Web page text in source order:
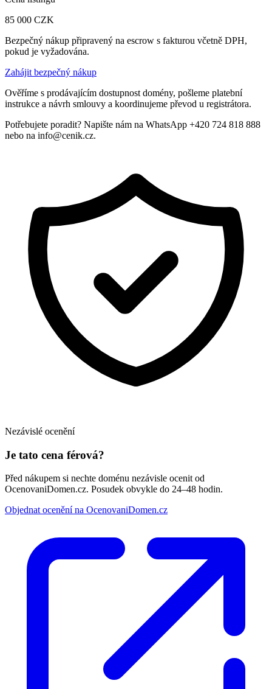
85 000 CZK
Bezpečný nákup připravený na escrow s fakturou včetně DPH,
pokud je vyžadována.
Zahájit bezpečný nákup
Ověříme s prodávajícím dostupnost domény, pošleme platební
instrukce a návrh smlouvy a koordinujeme převod u registrátora.
Potřebujete poradit? Napište nám na WhatsApp +420 724 818 888
nebo na info@cenik.cz.
Nezávislé ocenění
Je tato cena férová?
Před nákupem si nechte doménu nezávisle ocenit od
OcenovaniDomen.cz. Posudek obvykle do 24–48 hodin.
Objednat ocenění na OcenovaniDomen.cz